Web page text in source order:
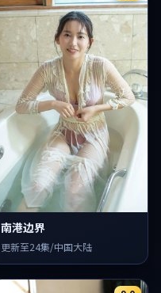
南港边界
更新至24集/中国大陆